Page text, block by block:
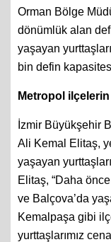
Orman Bölge
dönümlük alan
yaşayan
bin defin
Metropol ilçelerin
İzmir Büyükşehir
Ali Kemal Elitaş,
yaşayan
Elitaş, “Daha
ve Balçova’da
Kemalpaşa gibi
yurttaşlarımız